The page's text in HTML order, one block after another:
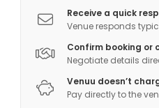
Receive a quick
Venue responds
Confirm booking or
Negotiate details
Venuu doesn’t
Pay directly to the